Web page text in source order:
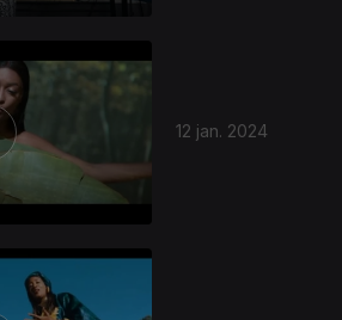
12 jan. 2024